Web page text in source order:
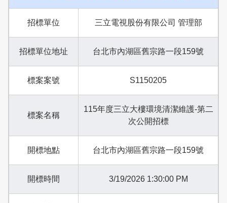
招標單位 三立電視股份有限公司 管理部
招標單位地址 台北市內湖區舊宗路一段159號
標案案號 S1150205
標案名稱
115年度三立大樓環境清潔維護-第二
次公開招標
開標地點 台北市內湖區舊宗路一段159號
開標時間 3/19/2026 1:30:00 PM